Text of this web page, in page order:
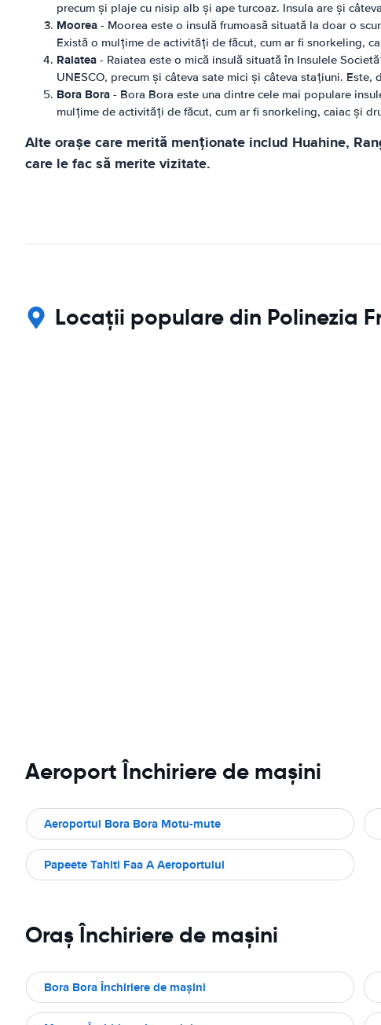
precum și plaje cu nisip alb și ape turcoaz. Insula are și
Moorea - Moorea este o insulă frumoasă situată la doar o
Există o mulțime de activități de făcut, cum ar fi snorkeling,
Raiatea - Raiatea este o mică insulă situată în Insulele
UNESCO, precum și câteva sate mici și câteva stațiuni.
Bora Bora - Bora Bora este una dintre cele mai populare
mulțime de activități de făcut, cum ar fi snorkeling, caiac și
Alte orașe care merită menționate includ Huahine,
care le fac să merite vizitate.
Locații populare din Polinezia
Aeroport Închiriere de maşini
Aeroportul Bora Bora Motu-mute
Papeete Tahiti Faa A Aeroportului
Oraş Închiriere de maşini
Bora Bora Închiriere de maşini